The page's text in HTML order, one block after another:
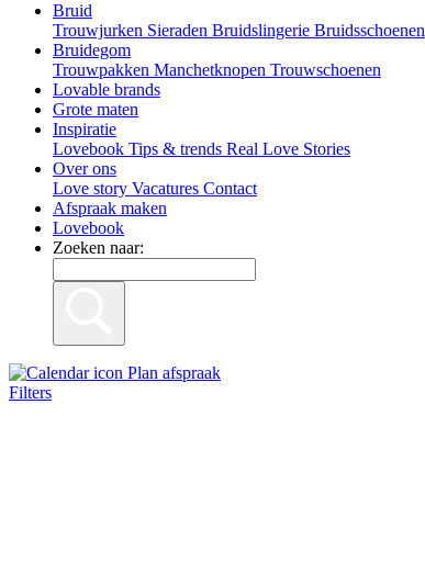
Bruid
Trouwjurken Sieraden Bruidslingerie Bruidsschoenen
Bruidegom
Trouwpakken Manchetknopen Trouwschoenen
Lovable brands
Grote maten
Inspiratie
Lovebook Tips & trends Real Love Stories
Over ons
Love story Vacatures Contact
Afspraak maken
Lovebook
Zoeken naar:
Plan afspraak
Filters